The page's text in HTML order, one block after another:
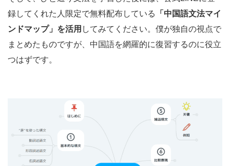
録してくれた人限定で無料配布している
「中国語文法マイ
ンドマップ」を活用 してみてください。僕が独自の視点で
まとめたものですが、中国語を網羅的に復習するのに役立
つはずです。